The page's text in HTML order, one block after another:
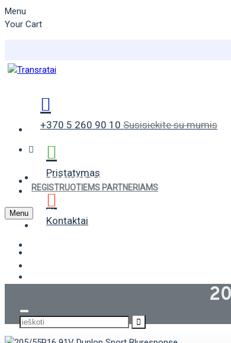
Menu
Your Cart
+370 5 260 90 10 Susisiekite su mumis
Pristatymas
Kontaktai
VASARINĖS PADANGOS
ŽIEMINĖS PADANGOS
REGISTRUOTIEMS PARTNERIAMS
Menu